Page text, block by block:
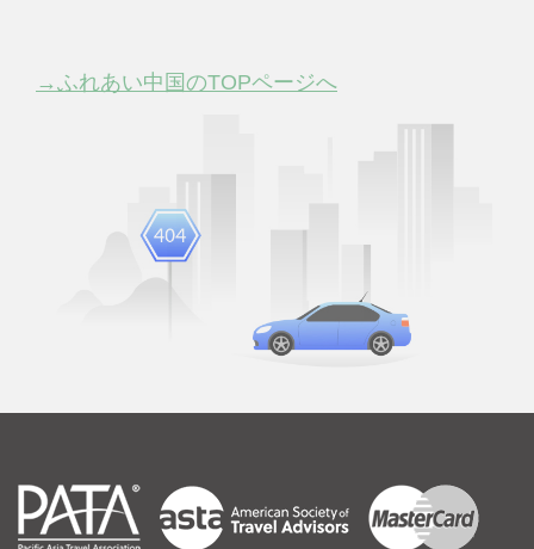
→ふれあい中国のTOPページへ